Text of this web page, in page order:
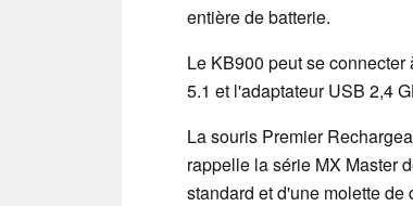
entière de batterie.
Le KB900 peut se
5.1 et l'adaptateur USB 2,4
La souris Premier
rappelle la série MX Master
standard et d'une molette